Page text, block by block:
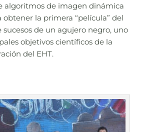
algoritmos de imagen dinámica
obtener la primera “película” del
sucesos de un agujero negro, uno
objetivos científicos de la
del EHT.